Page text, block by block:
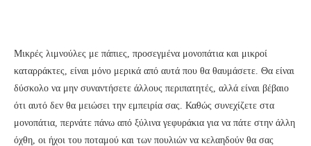
Μικρές λιμνούλες με πάπιες, προσεγμένα μονοπάτια και μικροί
καταρράκτες, είναι μόνο μερικά από αυτά που θα θαυμάσετε. Θα είναι
δύσκολο να μην συναντήσετε άλλους περιπατητές, αλλά είναι βέβαιο
ότι αυτό δεν θα μειώσει την εμπειρία σας. Καθώς συνεχίζετε στα
μονοπάτια, περνάτε πάνω από ξύλινα γεφυράκια για να πάτε στην άλλη
όχθη, οι ήχοι του ποταμού και των πουλιών να κελαηδούν θα σας